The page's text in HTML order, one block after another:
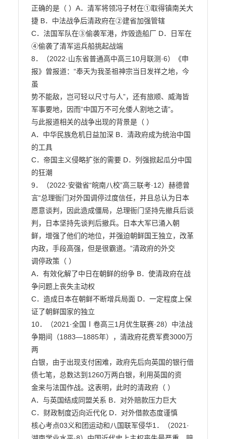
正确的是（ ）A．清军将领冯子材在①取得镇南关大
捷 B．中法战争后清政府在②建省加强管辖
C．法国军队在③偷袭军港，炸毁造船厂 D．日军在
④偷袭了清军运兵船挑起战端
8．（2022·山东省普通高中高三10月联测·6）《申
报》曾报道：“奉天为我圣祖神宗当日发祥之地，今
虽
势不能敌，岂可轻以尺寸与人”，还有旅顺、威海皆
军事要地，因而“中国万不可允倭人割地之请”。
与此报道相关的战争出现的背景是（ ）
A．中华民族危机日益加深 B．清政府成为统治中国
的工具
C．帝国主义侵略扩张的需要 D．列强掀起瓜分中国
的狂潮
9．（2022·安徽省“皖南八校”高三联考·12）赫德曾
言“总理衙门对外国调停过度信任，并且总认为日本
愿意谈判，因此造成僵局，总理衙门坚持先撤兵后谈
判，日本坚持先谈判后撤兵。日本大军已涌入朝
鲜，增强了他们的地位，并强迫朝鲜国王独立，改革
内政，手段高强，但是很霸道。”清政府的外交
调停政策（ ）
A．有效化解了中日在朝鲜的纷争 B．使清政府在战
争问题上丧失主动权
C．造成日本在朝鲜不断增兵局面 D．一定程度上保
证了朝鲜国家的独立
10．（2021·全国Ⅰ卷高三1月优生联赛·28）中法战
争期间（1883—1885年），清政府花费军费3000万
两
白银，由于出现支付困难，政府先后向英国的银行借
债七笔，总数达到1260万两白银，利用英国的资
金来与法国作战。这表明，此时的清政府（ ）
A．与英国结成同盟关系 B．对外赔款压力巨大
C．财政制度迈向近代化 D．对外借款态度谨慎
核心考点03义和团运动和八国联军侵华1．（2021·